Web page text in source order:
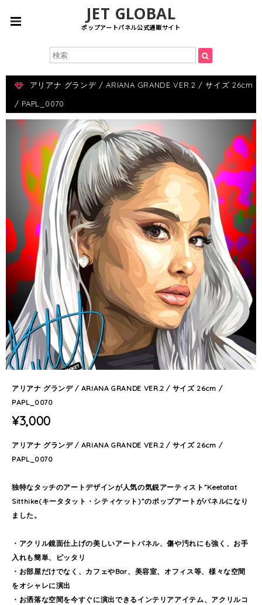
JET GLOBAL
ポップアートパネル公式通販サイト
アリアナ グランデ / ARIANA GRANDE VER.2 / サイズ 26cm
/ PAPL_0070
アリアナ グランデ / ARIANA GRANDE VER.2 / サイズ 26cm /
PAPL_0070
¥3,000
アリアナ グランデ / ARIANA GRANDE VER.2 / サイズ 26cm /
PAPL_0070
独特なタッチのアートデザインが人気の気鋭アーティスト”Keetatat
Sitthike(キータタット・シティケット)”のポップアートがパネルになり
ました。
・アクリル鏡面仕上げの美しいアートパネル、傷や汚れにも強く、お手
入れも簡単、ピッタリ
・お部屋だけでなく、カフェやBar、美容室、オフィス等、様々な空間
をオシャレに演出
・お洒落な空間を今すぐに演出できるインテリアアイテム、アクリルコ